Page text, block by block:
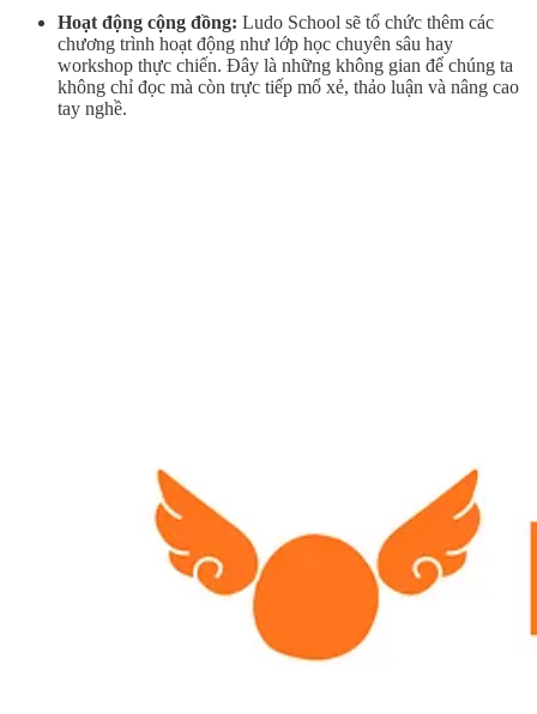
Hoạt động cộng đồng: Ludo School sẽ tổ chức thêm các
chương trình hoạt động như lớp học chuyên sâu hay
workshop thực chiến. Đây là những không gian để chúng ta
không chỉ đọc mà còn trực tiếp mổ xẻ, thảo luận và nâng cao
tay nghề.